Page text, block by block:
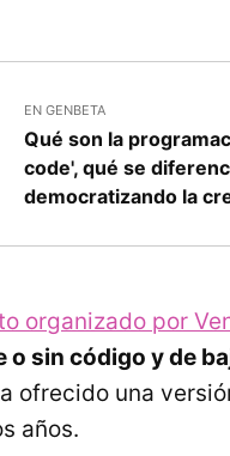
EN GENBETA
Qué son la
code', qué se
democratizando la
organizado por
sin código y de
ofrecido una
años.